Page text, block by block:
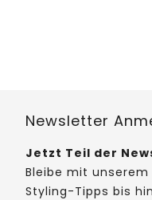
Newsletter
Jetzt Teil der
Bleibe mit
Styling-Tipps bis